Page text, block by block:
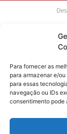
Para fornecer as
para armazenar e/
para essas
navegação ou IDs
consentimento pode